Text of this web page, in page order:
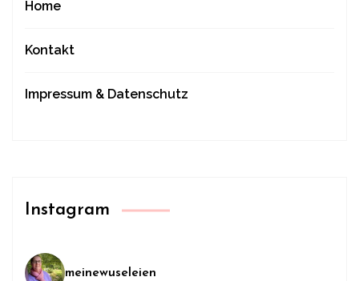
Home
Kontakt
Impressum & Datenschutz
Instagram
meinewuseleien